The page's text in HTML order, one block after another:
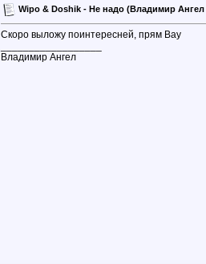
Wipo & Doshik - Не надо (Владимир Ангел
Скоро выложу поинтересней, прям Вау
Владимир Ангел